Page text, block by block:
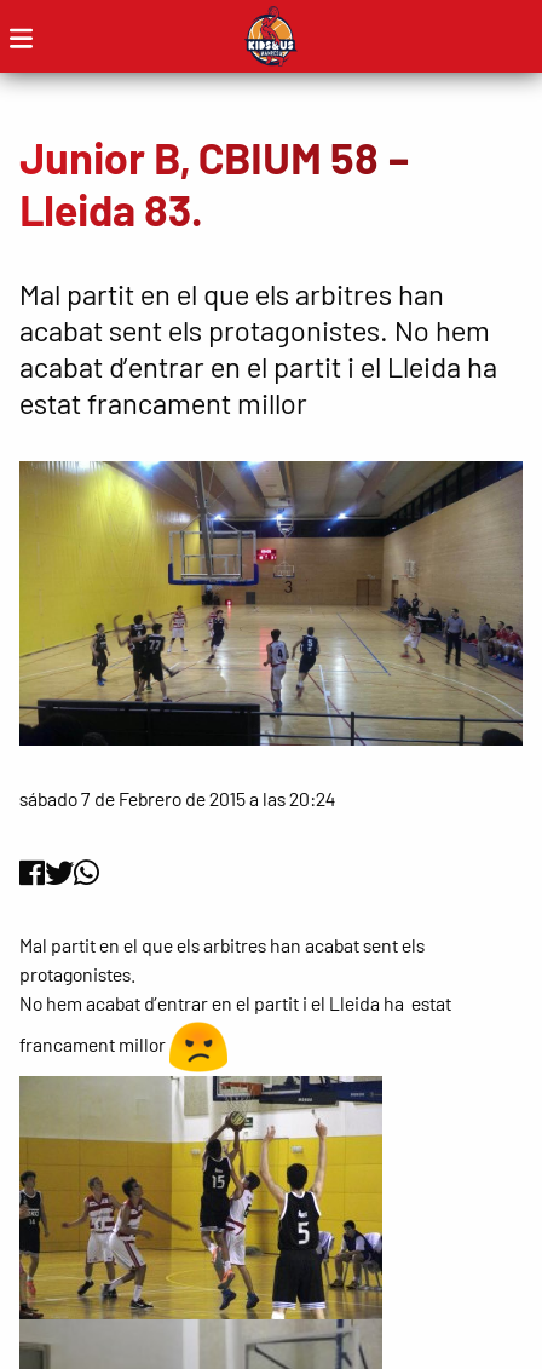
Junior B, CBIUM 58 –
Lleida 83.
Mal partit en el que els arbitres han
acabat sent els protagonistes. No hem
acabat d’entrar en el partit i el Lleida ha
estat francament millor
sábado 7 de Febrero de 2015 a las 20:24
Mal partit en el que els arbitres han acabat sent els
protagonistes.
No hem acabat d’entrar en el partit i el Lleida ha estat
francament millor